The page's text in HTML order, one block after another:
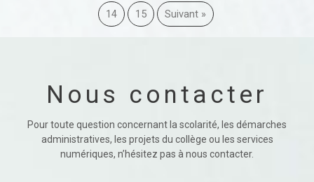
14 15 Suivant »
Nous contacter
Pour toute question concernant la scolarité, les démarches
administratives, les projets du collège ou les services
numériques, n’hésitez pas à nous contacter.